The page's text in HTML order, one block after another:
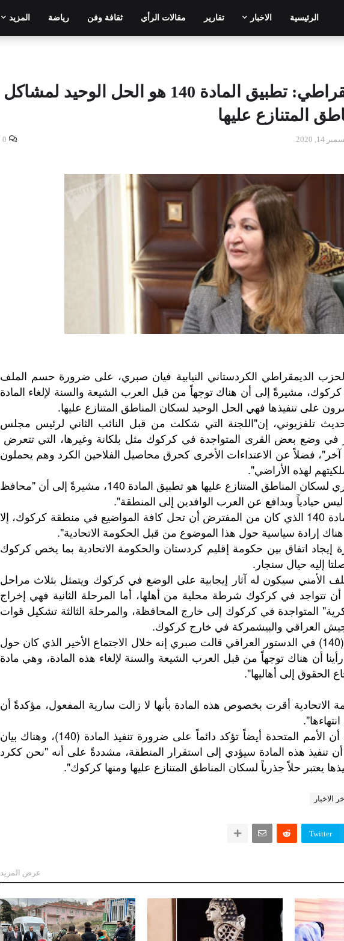
الرئيسية الاخبار تقارير مقالات الرأي ثقافة وفن رياضة المزيد
الحزب الديمقراطي: تطبيق المادة 140 هو الحل الوحيد لمشاكل
المتنازع عليها
2020
0
الديمقراطي الكردستاني النيابية فيان صبري، على ضرورة حسم الملف
مشيرةً إلى أن هناك توجهاً من قبل العرب الشيعة والسنة لإلغاء المادة
تلفزيوني، إن"اللجنة التي شكلت من قبل النائب الثاني لرئيس مجلس
في وضع بعض القرى المتواجدة في كركوك مثل بلكانة وغيرها، التي تتعرض
فضلاً عن الاعتداءات الأخرى كحرق محاصيل الفلاحين الكرد وهم يحملون
لهذه الأراضي".
ورأت أن الحل الجذري لسكان المناطق المتنازع عليها هو تطبيق المادة 140، مشيرةً إلى أن "محافظ
حيادياً ويدافع عن العرب الوافدين إلى المنطقة".
واشارت الى، ان"المادة 140 الذي كان من المفترض أن تحل كافة المواضيع في منطقة كركوك، إلا
إرادة سياسية حول هذا الموضوع من قبل الحكومة الاتحادية".
اتفاق بين حكومة إقليم كردستان والحكومة الاتحادية بما يخص كركوك
إليه حيال سنجار.
الأمني سيكون له آثار إيجابية على الوضع في كركوك ويتمثل بثلاث مراحل
تتواجد في كركوك شرطة محلية من أهلها، أما المرحلة الثانية فهي إخراج
المتواجدة في كركوك إلى خارج المحافظة، والمرحلة الثالثة تشكيل قوات
العراقي والبيشمركة في خارج كركوك.
وحول تعديل المادة (140) في الدستور العراقي قالت صبري إنه خلال الاجتماع الأخير الذي كان حول
موضوع المادة 140 رأينا أن هناك توجهاً من قبل العرب الشيعة والسنة لإلغاء هذه المادة، وهي مادة
الحقوق إلى أهاليها".
أقرت بخصوص هذه المادة بأنها لا زالت سارية المفعول، مؤكدةً أن
أن الأمم المتحدة أيضاً تؤكد دائماً على ضرورة تنفيذ المادة (140) ، وهناك بيان
أن تنفيذ هذه المادة سيؤدي إلى استقرار المنطقة، مشددةً على أنه "نحن ككرد
يعتبر حلاً جذرياً لسكان المناطق المتنازع عليها ومنها كركوك".
الاخبار
Twitter
عرض المزيد